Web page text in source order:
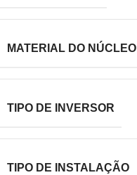
MATERIAL DO NÚCLEO
TIPO DE INVERSOR
TIPO DE INSTALAÇÃO